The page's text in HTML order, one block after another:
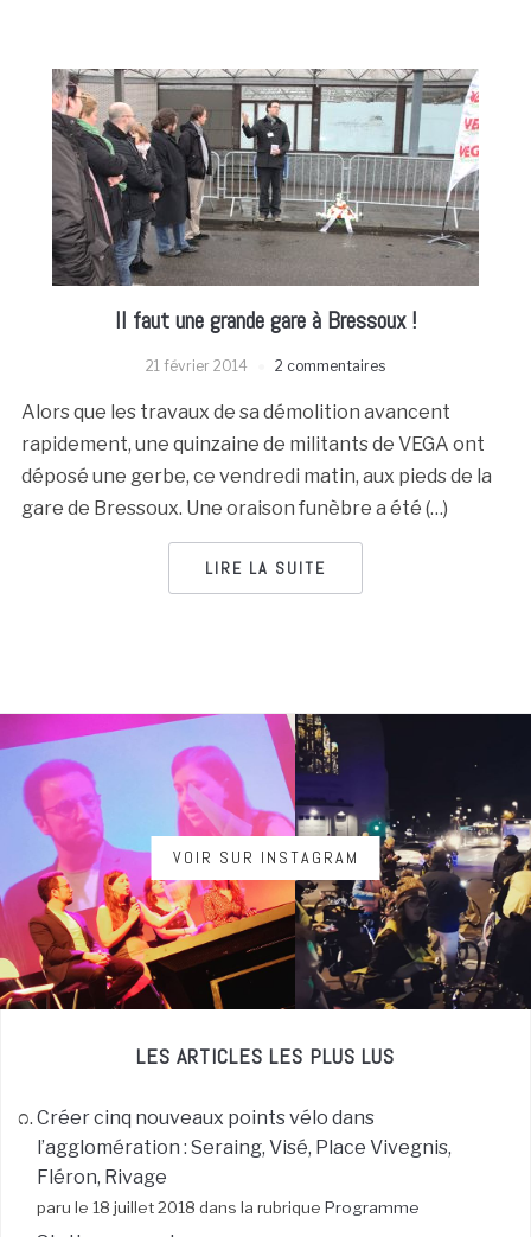
Il faut une grande gare à Bressoux !
21 février 2014 2 commentaires
Alors que les travaux de sa démolition avancent
rapidement, une quinzaine de militants de VEGA ont
déposé une gerbe, ce vendredi matin, aux pieds de la
gare de Bressoux. Une oraison funèbre a été (…)
LIRE LA SUITE
VOIR SUR INSTAGRAM
LES ARTICLES LES PLUS LUS
Créer cinq nouveaux points vélo dans
l’agglomération : Seraing, Visé, Place Vivegnis,
Fléron, Rivage
paru le 18 juillet 2018 dans la rubrique Programme